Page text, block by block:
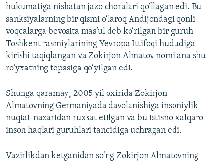
hukumatiga nisbatan jazo choralari qo‘llagan edi. Bu
sanksiyalarning bir qismi o‘laroq Andijondagi qonli
voqealarga bevosita mas’ul deb ko‘rilgan bir guruh
Toshkent rasmiylarining Yevropa Ittifoqi hududiga
kirishi taqiqlangan va Zokirjon Almatov nomi ana shu
ro‘yxatning tepasiga qo‘yilgan edi.
Shunga qaramay¸ 2005 yil oxirida Zokirjon
Almatovning Germaniyada davolanishiga insoniylik
nuqtai-nazaridan ruxsat etilgan va bu istisno xalqaro
inson haqlari guruhlari tanqidiga uchragan edi.
Vazirlikdan ketganidan so‘ng Zokirjon Almatovning